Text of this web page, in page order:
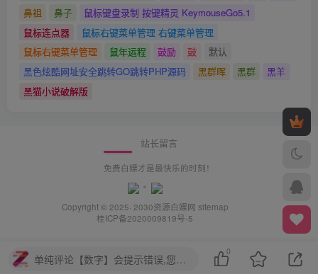
鼻祖
鼻子
鼠标键盘录制 按键精灵 KeymouseGo5.1
鼠标连点器
鼠标右键菜单管理 右键菜单管理
鼠标右键菜单管理
鼠年运程 鼓励 鼓
默认
黑色炫酷网址安全跳转GO跳转PHP源码
黑群晖 黑群
黑羊
黑猫小说破解版
站长留言
免费白嫖才是最快乐的时刻！
Copyright © 2025· 2030资源白嫖网 sitemap
桂ICP备2020009819号-5
单纯评论【数字】会提示错误,您需要评论【中文+数字】或【中文】
0